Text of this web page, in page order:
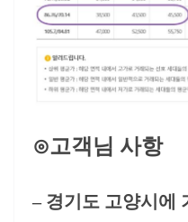
⊙고객님 사항
– 경기도 고양시에